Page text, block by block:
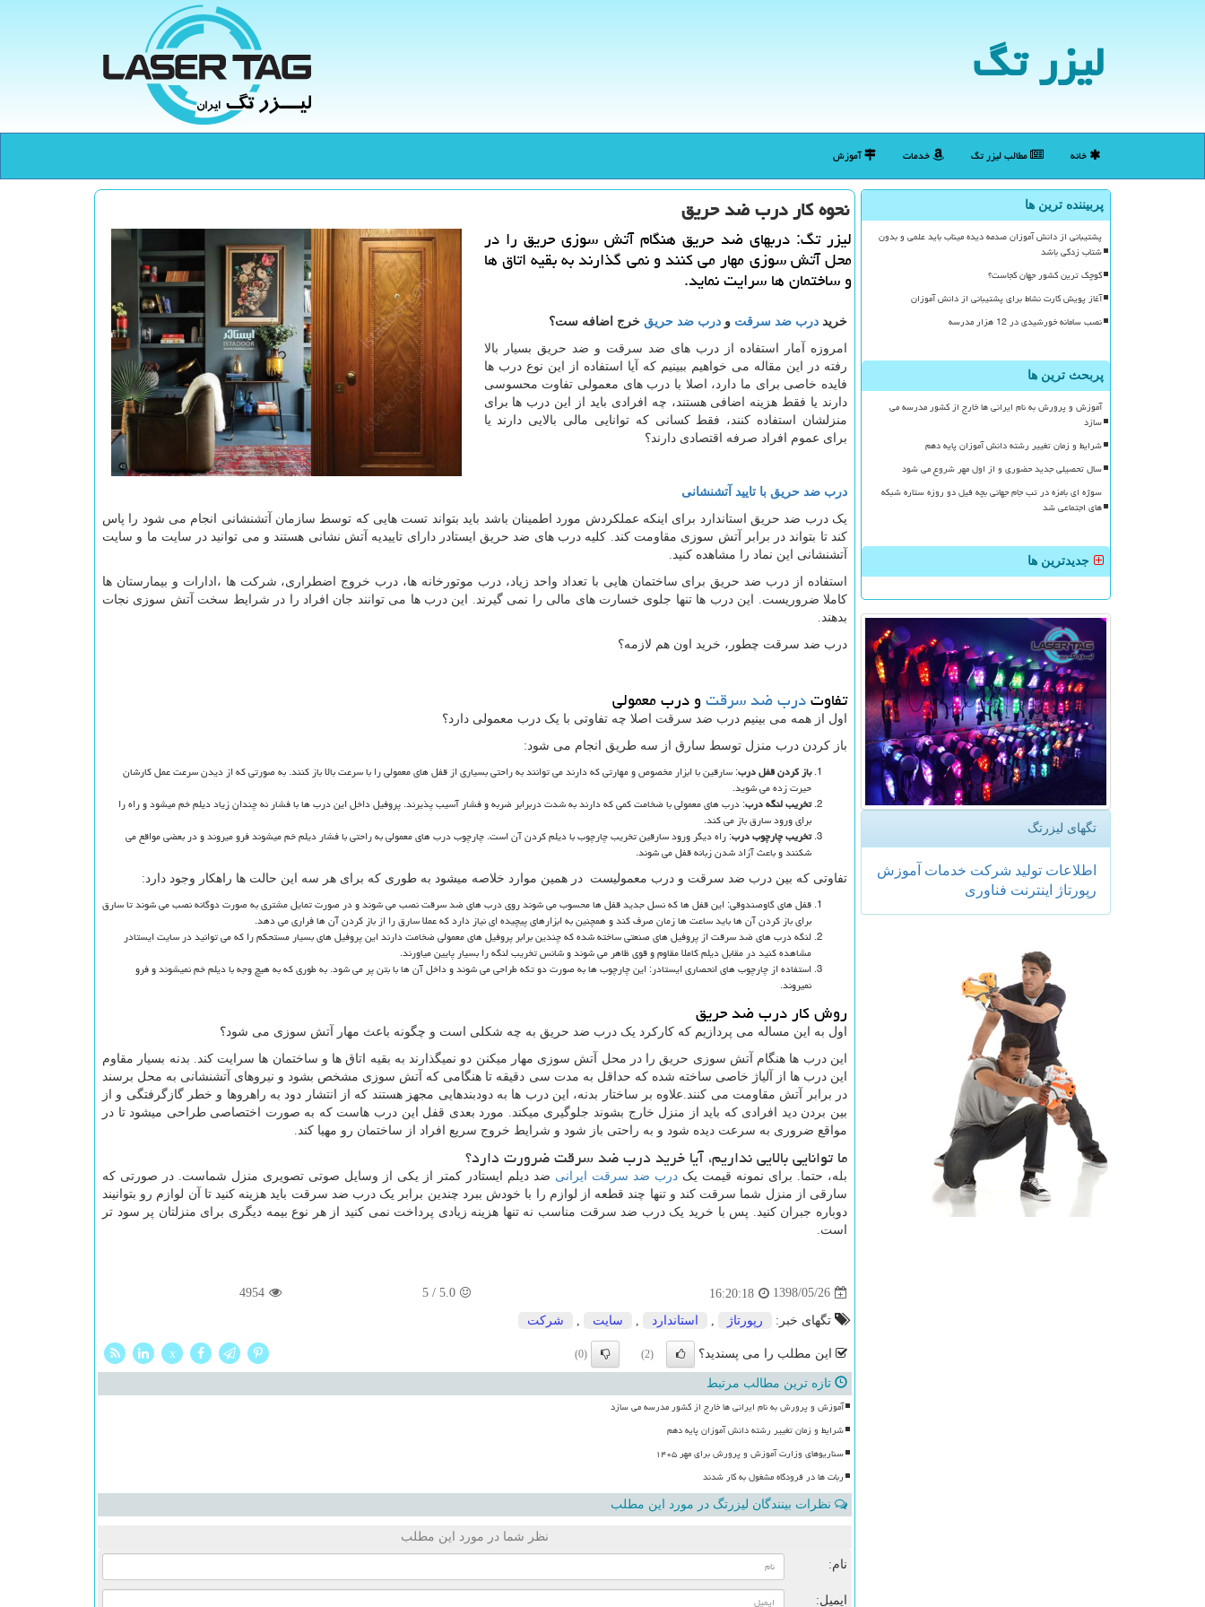
لیزر تگ
خانه مطالب لیزر تگ خدمات آموزش
پربیننده ترین ها
پشتیبانی از دانش آموزان صدمه دیده میناب باید علمی و بدون
شتاب زدگی باشد
کوچک ترین کشور جهان کجاست؟
آغاز پویش کارت نشاط برای پشتیبانی از دانش آموزان
نصب سامانه خورشیدی در 12 هزار مدرسه
پربحث ترین ها
آموزش و پرورش به نام ایرانی ها خارج از کشور مدرسه می
سازد
شرایط و زمان تغییر رشته دانش آموزان پایه دهم
سال تحصیلی جدید حضوری و از اول مهر شروع می شود
سوژه ای بامزه در تب جام جهانی بچه فیل دو روزه ستاره شبکه
های اجتماعی شد
جدیدترین ها
تگهای لیزرتگ
اطلاعات تولید شركت خدمات آموزش
رپورتاژ
اینترنت فناوری
نحوه كار درب ضد حریق
لیزر تگ: دربهای ضد حریق هنگام آتش سوزی حریق را در
محل آتش سوزی مهار می كنند و نمی گذارند به بقیه اتاق ها
و ساختمان ها سرایت نماید.
خرید درب ضد سرقت و درب ضد حریق خرج اضافه ست؟
امروزه آمار استفاده از درب های ضد سرقت و ضد حریق بسیار بالا
رفته در این مقاله می خواهیم ببینیم که آیا استفاده از این نوع درب ها
فایده خاصی برای ما دارد، اصلا با درب های معمولی تفاوت محسوسی
دارند یا فقط هزینه اضافی هستند، چه افرادی باید از این درب ها برای
منزلشان استفاده کنند، فقط کسانی که توانایی مالی بالایی دارند یا
برای عموم افراد صرفه اقتصادی دارند؟
درب ضد حریق با تایید آتشنشانی
یک درب ضد حریق استاندارد برای اینکه عملکردش مورد اطمینان باشد باید بتواند تست هایی که توسط سازمان آتشنشانی انجام می شود را پاس
کند تا بتواند در برابر آتش سوزی مقاومت کند. کلیه درب های ضد حریق ایستادر دارای تاییدیه آتش نشانی هستند و می توانید در سایت ما و سایت
آتشنشانی این نماد را مشاهده کنید.
استفاده از درب ضد حریق برای ساختمان هایی با تعداد واحد زیاد، درب موتورخانه ها، درب خروج اضطراری، شرکت ها ،ادارات و بیمارستان ها
کاملا ضروریست. این درب ها تنها جلوی خسارت های مالی را نمی گیرند. این درب ها می توانند جان افراد را در شرایط سخت آتش سوزی نجات
بدهند.
درب ضد سرقت چطور، خرید اون هم لازمه؟
تفاوتدرب ضد سرقتو درب معمولی
اول از همه می بینیم درب ضد سرقت اصلا چه تفاوتی با یک درب معمولی دارد؟
باز کردن درب منزل توسط سارق از سه طریق انجام می شود:
باز کردن قفل درب: سارقین با ابزار مخصوص و مهارتی که دارند می توانند به راحتی بسیاری از قفل های معمولی را با سرعت بالا باز کنند. به صورتی که از دیدن سرعت عمل کارشان
حیرت زده می شوید.
تخریب لنگه درب: درب های معمولی با ضخامت کمی که دارند به شدت دربرابر ضربه و فشار آسیب پذیرند. پروفیل داخل این درب ها با فشار نه چندان زیاد دیلم خم میشود و راه را
برای ورود سارق باز می کند.
تخریب چارچوب درب: راه دیگر ورود سارقین تخریب چارچوب با دیلم کردن آن است. چارچوب درب های معمولی به راحتی با فشار دیلم خم میشوند فرو میروند و در بعضی مواقع می
شکنند و باعث آزاد شدن زبانه قفل می شوند.
تفاوتی که بین درب ضد سرقت و درب معمولیست در همین موارد خلاصه میشود به طوری که برای هر سه این حالت ها راهکار وجود دارد:
قفل های گاوصندوقی: این قفل ها که نسل جدید قفل ها محسوب می شوند روی درب های ضد سرقت نصب می شوند و در صورت تمایل مشتری به صورت دوگانه نصب می شوند تا سارق
برای باز کردن آن ها باید ساعت ها زمان صرف کند و همچنین به ابزارهای پیچیده ای نیاز دارد که عملا سارق را از باز کردن آن ها فراری می دهد.
لنگه درب های ضد سرقت از پروفیل های صنعتی ساخته شده که چندین برابر پروفیل های معمولی ضخامت دارند این پروفیل های بسیار مستحکم را که می توانید در سایت ایستادر
مشاهده کنید در مقابل دیلم کاملا مقاوم و قوی ظاهر می شوند و شانس تخریب لنگه را بسیار پایین میاورند.
استفاده از چارچوب های انحصاری ایستادر: این چارچوب ها به صورت دو تکه طراحی می شوند و داخل آن ها با بتن پر می شود. به طوری که به هیچ وجه با دیلم خم نمیشوند و فرو
نمیروند.
روش کار درب ضد حریق
اول به این مساله می پردازیم که کارکرد یک درب ضد حریق به چه شکلی است و چگونه باعث مهار آتش سوزی می شود؟
این درب ها هنگام آتش سوزی حریق را در محل آتش سوزی مهار میکنن دو نمیگذارند به بقیه اتاق ها و ساختمان ها سرایت کند. بدنه بسیار مقاوم
این درب ها از آلیاژ خاصی ساخته شده که حداقل به مدت سی دقیقه تا هنگامی که آتش سوزی مشخص بشود و نیروهای آتشنشانی به محل برسند
در برابر آتش مقاومت می کنند.علاوه بر ساختار بدنه، این درب ها به دودبندهایی مجهز هستند که از انتشار دود به راهروها و خطر گازگرفتگی و از
بین بردن دید افرادی که باید از منزل خارج بشوند جلوگیری میکند. مورد بعدی قفل این درب هاست که به صورت اختصاصی طراحی میشود تا در
مواقع ضروری به سرعت دیده شود و به راحتی باز شود و شرایط خروج سریع افراد از ساختمان رو مهیا کند.
ما توانایی بالایی نداریم، آیا خرید درب ضد سرقت ضرورت دارد؟
بله، حتما. برای نمونه قیمت یک درب ضد سرقت ایرانی ضد دیلم ایستادر کمتر از یکی از وسایل صوتی تصویری منزل شماست. در صورتی که
سارقی از منزل شما سرقت کند و تنها چند قطعه از لوازم را با خودش ببرد چندین برابر یک درب ضد سرقت باید هزینه کنید تا آن لوازم رو بتوانیند
دوباره جبران کنید. پس با خرید یک درب ضد سرقت مناسب نه تنها هزینه زیادی پرداخت نمی کنید از هر نوع بیمه دیگری برای منزلتان پر سود تر
است.
1398/05/26
16:20:18
5.0
/
5
4954
تگهای خبر: رپورتاژ استاندارد سایت شركت
این مطلب را می پسندید؟ (2)
(0)
x
تازه ترین مطالب مرتبط
آموزش و پرورش به نام ایرانی ها خارج از کشور مدرسه می سازد
شرایط و زمان تغییر رشته دانش آموزان پایه دهم
سناریوهای وزارت آموزش و پرورش برای مهر ۱۴۰۵
ربات ها در فرودگاه مشغول به کار شدند
نظرات بینندگان لیزرتگ در مورد این مطلب
نظر شما در مورد این مطلب
نام:
ایمیل: